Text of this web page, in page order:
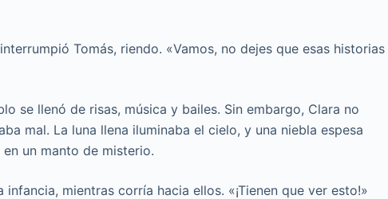
Tomás, riendo. «Vamos, no dejes que esas historias
se llenó de risas, música y bailes. Sin embargo, Clara no
mal. La luna llena iluminaba el cielo, y una niebla espesa
un manto de misterio.
infancia, mientras corría hacia ellos. «¡Tienen que ver esto!»